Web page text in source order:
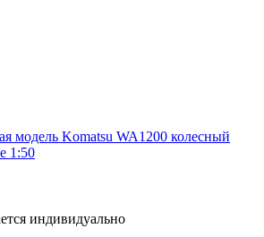
индивидуально